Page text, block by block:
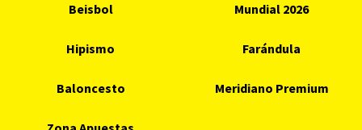
Beisbol Mundial 2026
Hipismo Farándula
Baloncesto Meridiano Premium